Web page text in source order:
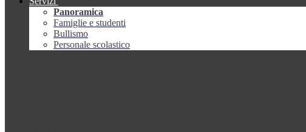
Panoramica
Famiglie e studenti
Bullismo
Personale scolastico